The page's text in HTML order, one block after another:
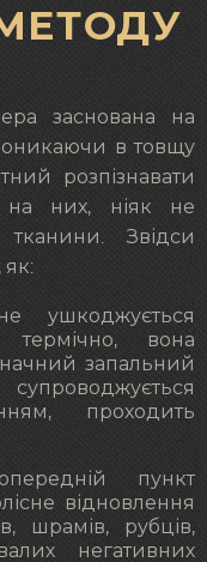
заснована на
в товщу
розпізнавати
на них, ніяк не
Звідси
як:
ушкоджується
термічно, вона
запальний
проходить
пункт
відновлення
шрамів, рубців,
негативних